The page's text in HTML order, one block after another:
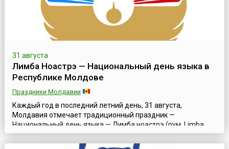
31 августа
Лимба Ноастрэ — Национальный день языка в
Республике Молдове
Праздники Молдавии
Каждый год в последний летний день, 31 августа,
Молдавия отмечает традиционный праздник —
Национальный день языка — Лимба ноастрэ (рум. Limba
noastră). «Лимба ноастрэ» значит — «наш язык» или
«родной язык», и поводом к учреждению праздника